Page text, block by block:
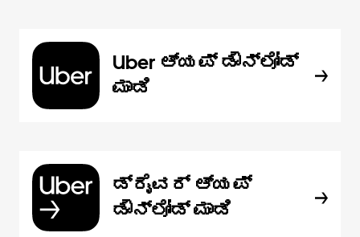
Uber ಆ್ಯಪ್‍ ಡೌನ್‌ಲೋಡ್
ಮಾಡಿ
ಡ್ರೈವರ್ ಆ್ಯಪ್
ಡೌನ್‌ಲೋಡ್ ಮಾಡಿ